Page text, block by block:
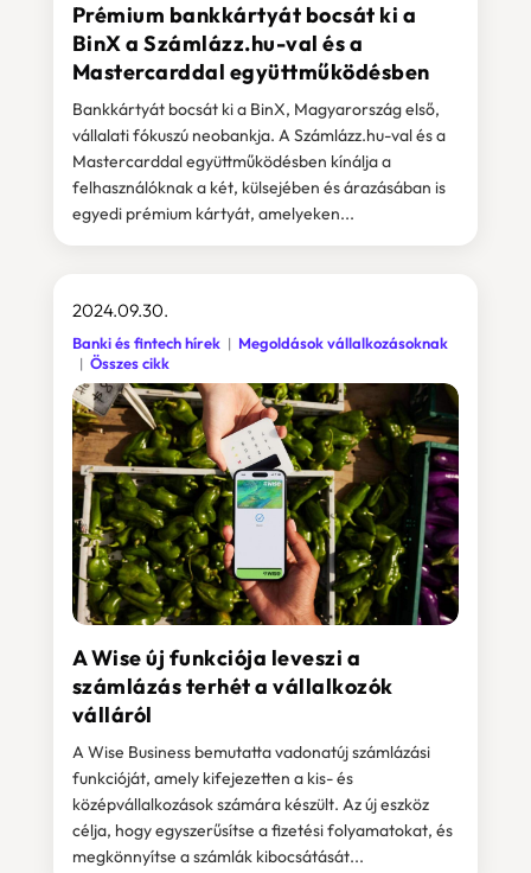
Prémium bankkártyát bocsát ki a
BinX a Számlázz.hu-val és a
Mastercarddal együttműködésben
Bankkártyát bocsát ki a BinX, Magyarország első,
vállalati fókuszú neobankja. A Számlázz.hu-val és a
Mastercarddal együttműködésben kínálja a
felhasználóknak a két, külsejében és árazásában is
egyedi prémium kártyát, amelyeken...
A Wise új funkciója leveszi a
számlázás terhét a vállalkozók
válláról
2024.09.30.
Banki és fintech hírek
Megoldások vállalkozásoknak
Összes cikk
A Wise Business bemutatta vadonatúj számlázási
funkcióját, amely kifejezetten a kis- és
középvállalkozások számára készült. Az új eszköz
célja, hogy egyszerűsítse a fizetési folyamatokat, és
megkönnyítse a számlák kibocsátását...